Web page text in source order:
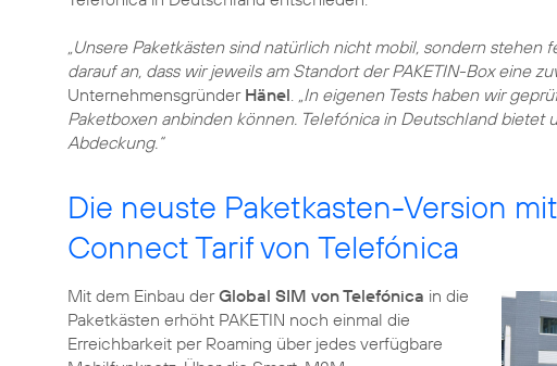
„Unsere Paketkästen sind natürlich nicht mobil, sondern stehen
darauf an, dass wir jeweils am Standort der PAKETIN-Box eine
Unternehmensgründer Hänel. „In eigenen Tests haben wir
Paketboxen anbinden können. Telefónica in Deutschland
Abdeckung.“
Die neuste Paketkasten-Version
Connect Tarif von Telefónica
Mit dem Einbau derGlobal SIM von Telefónica in die
Paketkästen erhöht PAKETIN noch einmal die
Erreichbarkeit per Roaming über jedes verfügbare